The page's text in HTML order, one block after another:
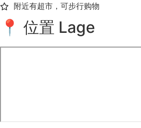
附近有超市，可步行购物
📍 位置 Lage